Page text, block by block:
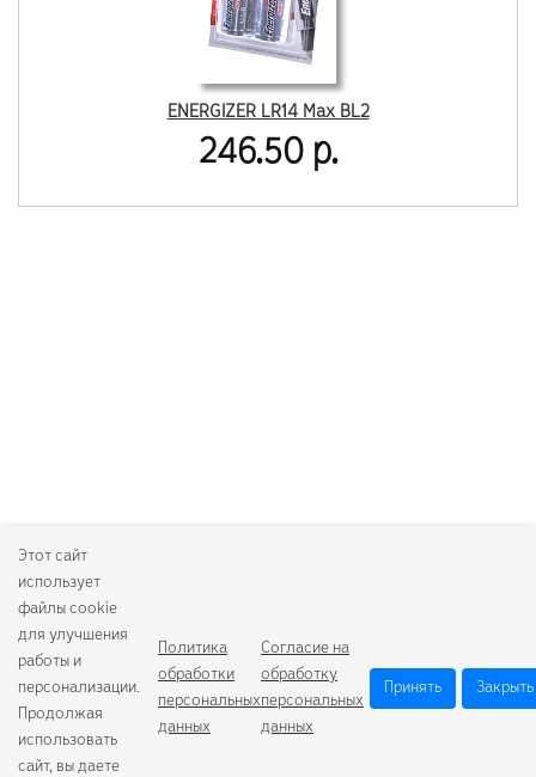
ENERGIZER LR14 Max BL2
246.50 р.
Этот сайт
использует
файлы cookie
для улучшения
работы и
персонализации.
Продолжая
использовать
сайт, вы даете
Политика
обработки
персональных
данных
Согласие на
обработку
персональных
данных
Принять Закрыть